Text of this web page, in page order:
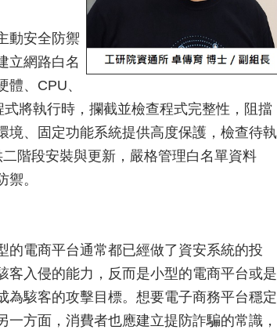
動安全防禦
立網路白名
、CPU、
將執行時，攔截並檢查程式完整性，阻擋
、固定功能系統提供高度保護，檢查待執
階段安裝與更新，嚴格管理白名單資料
。
的電商平台通常都已經做了資安系統的投
客入侵的能力，反而是小型的電商平台或是
駭客的攻擊目標。想要電子商務平台穩定
方面，消費者也應建立提防詐騙的常識，